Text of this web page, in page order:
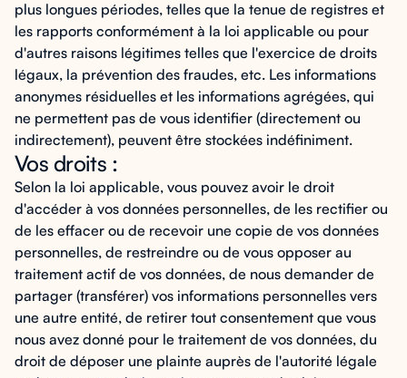
plus longues périodes, telles que la tenue de registres et
les rapports conformément à la loi applicable ou pour
d'autres raisons légitimes telles que l'exercice de droits
légaux, la prévention des fraudes, etc. Les informations
anonymes résiduelles et les informations agrégées, qui
ne permettent pas de vous identifier (directement ou
indirectement), peuvent être stockées indéfiniment.
Vos droits :
Selon la loi applicable, vous pouvez avoir le droit
d'accéder à vos données personnelles, de les rectifier ou
de les effacer ou de recevoir une copie de vos données
personnelles, de restreindre ou de vous opposer au
traitement actif de vos données, de nous demander de
partager (transférer) vos informations personnelles vers
une autre entité, de retirer tout consentement que vous
nous avez donné pour le traitement de vos données, du
droit de déposer une plainte auprès de l'autorité légale